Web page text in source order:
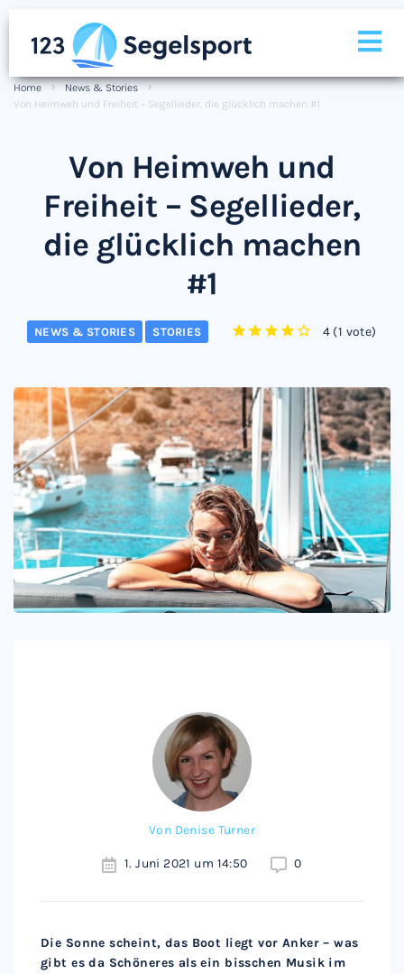
Home
News & Stories
Von Heimweh und Freiheit – Segellieder, die glücklich machen #1
Von Heimweh und
Freiheit – Segellieder,
die glücklich machen
#1
NEWS & STORIES STORIES 4(1 vote)
Von Denise Turner
1. Juni 2021 um 14:50 0
Die Sonne scheint, das Boot liegt vor Anker – was
gibt es da Schöneres als ein bisschen Musik im